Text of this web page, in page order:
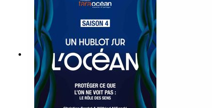
Marcilhacy, Directeur associé de The eyes,
structure de conseil, de direction artistique et
d’édition.